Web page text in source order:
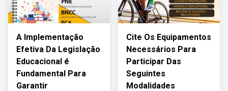
A Implementação
Efetiva Da Legislação
Educacional é
Fundamental Para
Garantir
Cite Os Equipamentos
Necessários Para
Participar Das
Seguintes
Modalidades